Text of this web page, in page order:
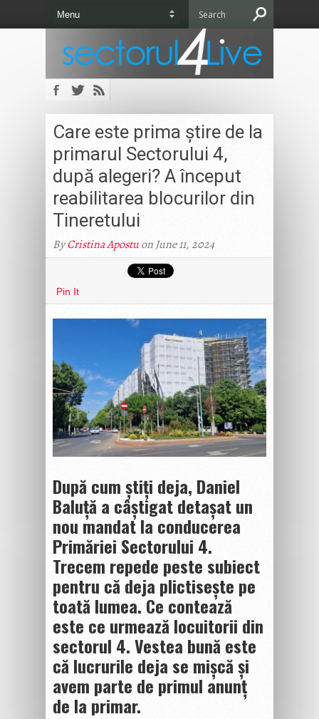
Care este prima știre de la
primarul Sectorului 4,
după alegeri? A început
reabilitarea blocurilor din
Tineretului
ByCristina Apostuon June 11, 2024
Pin It
După cum știți deja, Daniel
Baluță a câștigat detașat un
nou mandat la conducerea
Primăriei Sectorului 4.
Trecem repede peste subiect
pentru că deja plictisește pe
toată lumea. Ce contează
este ce urmează locuitorii din
sectorul 4. Vestea bună este
că lucrurile deja se mișcă și
avem parte de primul anunț
de la primar.